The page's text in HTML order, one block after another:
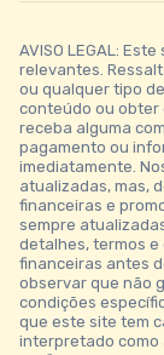
AVISO LEGAL:
relevantes.
ou qualquer tipo
conteúdo ou obter
receba alguma
pagamento ou
imediatamente.
atualizadas, mas,
financeiras e
sempre
detalhes, termos
financeiras antes
observar que não
condições
que este site tem
interpretado como